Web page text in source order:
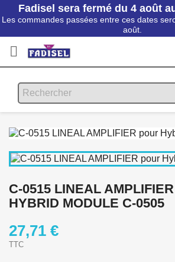
Fadisel sera fermé du 4 août
Les commandes passées entre ces dates
août.

C-0515 LINEAL
HYBRID MODULE C-0505
27,71 €
TTC